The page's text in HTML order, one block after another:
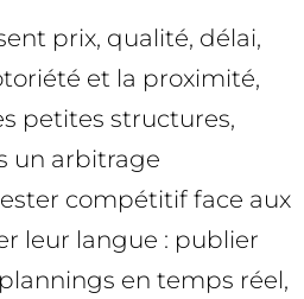
prix, qualité, délai,
et la proximité,
petites structures,
un arbitrage
compétitif face aux
leur langue : publier
en temps réel,